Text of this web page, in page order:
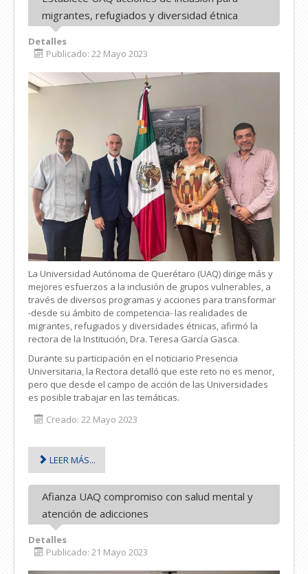
migrantes, refugiados y diversidad étnica
Detalles
Publicado: 22 Mayo 2023
La Universidad Autónoma de Querétaro (UAQ) dirige más y
mejores esfuerzos a la inclusión de grupos vulnerables, a
través de diversos programas y acciones para transformar
-desde su ámbito de competencia- las realidades de
migrantes, refugiados y diversidades étnicas, afirmó la
rectora de la Institución, Dra. Teresa García Gasca.
Durante su participación en el noticiario Presencia
Universitaria, la Rectora detalló que este reto no es menor,
pero que desde el campo de acción de las Universidades
es posible trabajar en las temáticas.
Creado: 22 Mayo 2023
LEER MÁS...
Afianza UAQ compromiso con salud mental y
atención de adicciones
Detalles
Publicado: 21 Mayo 2023